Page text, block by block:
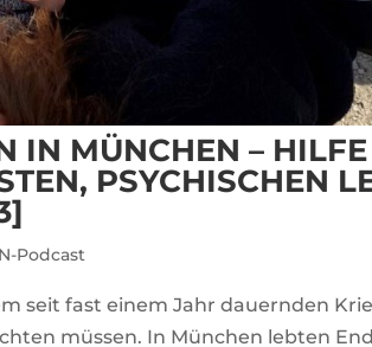
IN MÜNCHEN –
PSYCHISCHEN
Podcast
seit fast einem Jahr dauernden
müssen. In München lebten